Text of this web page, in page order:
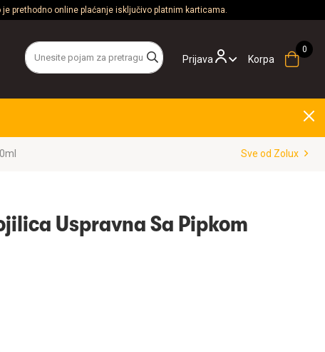
prethodno online plaćanje isključivo platnim karticama.
Prijava Korpa
Sve od Zolux
Uspravna Sa Pipkom